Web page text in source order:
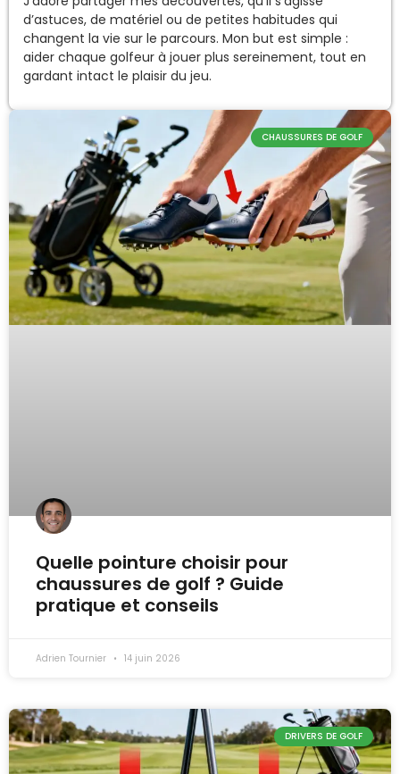
d’astuces, de matériel ou de petites habitudes qui
changent la vie sur le parcours. Mon but est simple :
aider chaque golfeur à jouer plus sereinement, tout en
gardant intact le plaisir du jeu.
CHAUSSURES DE GOLF
Quelle pointure choisir pour
chaussures de golf ? Guide
pratique et conseils
Adrien Tournier 14 juin 2026
DRIVERS DE GOLF